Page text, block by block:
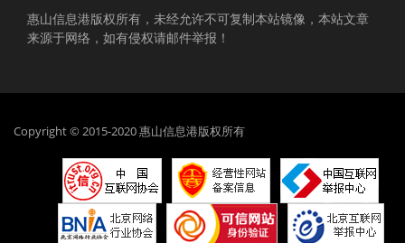
惠山信息港版权所有，未经允许不可复制本站镜像，本站文章
来源于网络，如有侵权请邮件举报！
Copyright © 2015-2020 惠山信息港版权所有